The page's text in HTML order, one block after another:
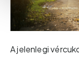
A jelenlegi